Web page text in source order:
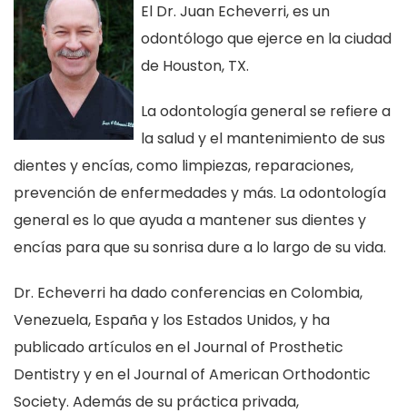
El Dr. Juan Echeverri, es un
odontólogo que ejerce en la ciudad
de Houston, TX.
La odontología general se refiere a
la salud y el mantenimiento de sus
dientes y encías, como limpiezas, reparaciones,
prevención de enfermedades y más. La odontología
general es lo que ayuda a mantener sus dientes y
encías para que su sonrisa dure a lo largo de su vida.
Dr. Echeverri ha dado conferencias en Colombia,
Venezuela, España y los Estados Unidos, y ha
publicado artículos en el Journal of Prosthetic
Dentistry y en el Journal of American Orthodontic
Society. Además de su práctica privada,